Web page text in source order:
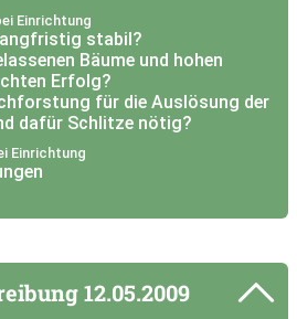
Einrichtung
stabil?
Bäume und hohen
Erfolg?
für die Auslösung der
dafür Schlitze nötig?
Einrichtung
12.05.2009